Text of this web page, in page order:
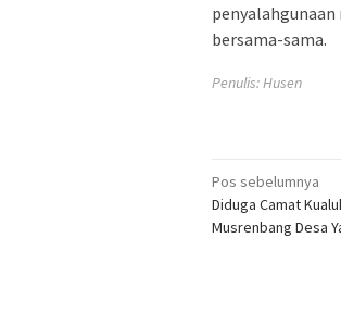
penyalahgunaan
bersama-sama.
Penulis: Husen
Navigasi
pos
Pos sebelumnya
Diduga Camat
Musrenbang Desa